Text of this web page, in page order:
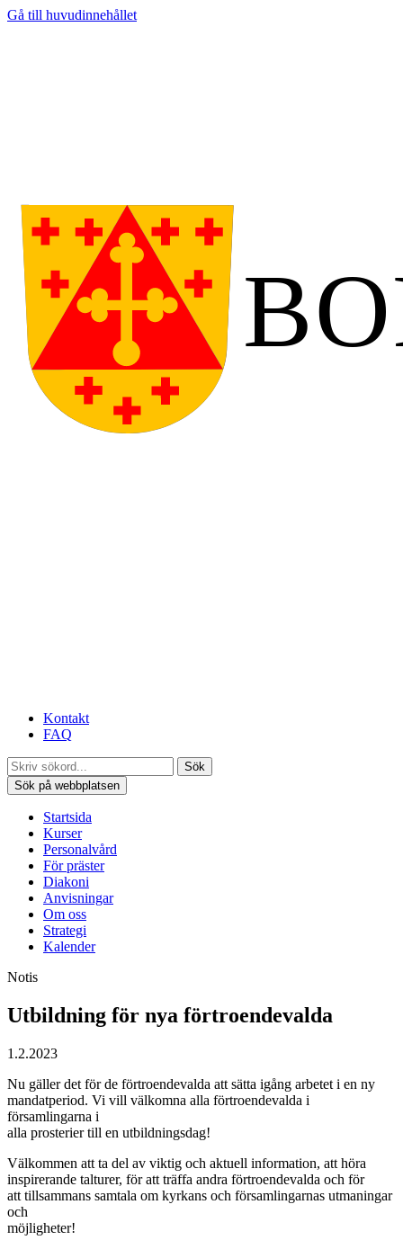
Gå till huvudinnehållet
Kontakt
FAQ
Sök
Sök på webbplatsen
Startsida
Kurser
Personalvård
För präster
Diakoni
Anvisningar
Om oss
Strategi
Kalender
Notis
Utbildning för nya förtroendevalda
1.2.2023
Nu gäller det för de förtroendevalda att sätta igång arbetet i en ny
mandatperiod. Vi vill välkomna alla förtroendevalda i
församlingarna i
alla prosterier till en utbildningsdag!
Välkommen att ta del av viktig och aktuell information, att höra
inspirerande talturer, för att träffa andra förtroendevalda och för
att tillsammans samtala om kyrkans och församlingarnas utmaningar
och
möjligheter!